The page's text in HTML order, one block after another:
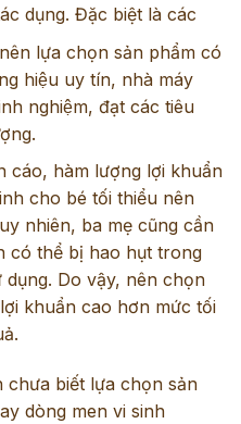
dụng. Đặc biệt là các
lựa chọn sản phẩm có
hiệu uy tín, nhà máy
nghiệm, đạt các tiêu
cáo, hàm lượng lợi khuẩn
cho bé tối thiểu nên
nhiên, ba mẹ cũng cần
có thể bị hao hụt trong
Do vậy, nên chọn
khuẩn cao hơn mức tối
chưa biết lựa chọn sản
dòng men vi sinh